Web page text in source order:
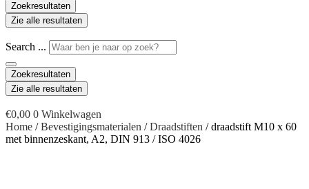
Zoekresultaten
Zie alle resultaten
Search ...
Zoekresultaten
Zie alle resultaten
€0,00 0 Winkelwagen
Home /Bevestigingsmaterialen /Draadstiften / draadstift M10 x 60
met binnenzeskant, A2, DIN 913 / ISO 4026